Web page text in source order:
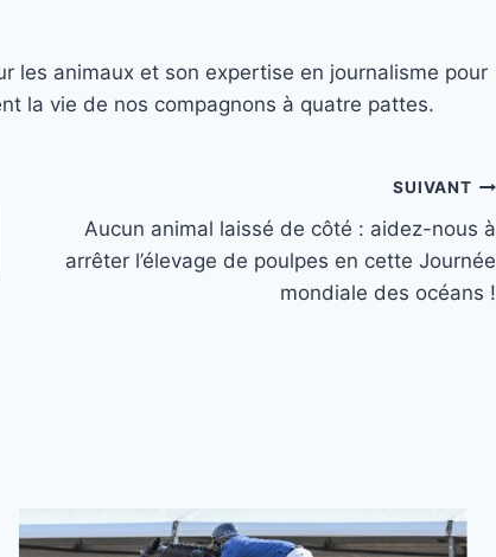
les animaux et son expertise en journalisme pour
la vie de nos compagnons à quatre pattes.
SUIVANT
Aucun animal laissé de côté : aidez-nous à
arrêter l’élevage de poulpes en cette Journée
mondiale des océans !